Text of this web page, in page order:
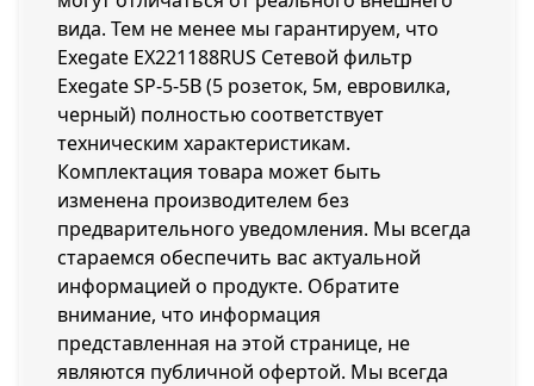
вида. Тем не менее мы гарантируем, что
Exegate EX221188RUS Сетевой фильтр
Exegate SP-5-5B (5 розеток, 5м, евровилка,
черный) полностью соответствует
техническим характеристикам.
Комплектация товара может быть
изменена производителем без
предварительного уведомления. Мы всегда
стараемся обеспечить вас актуальной
информацией о продукте. Обратите
внимание, что информация
представленная на этой странице, не
являются публичной офертой. Мы всегда